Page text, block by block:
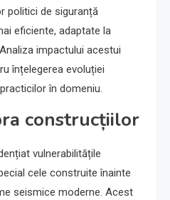
politici de siguranță
eficiente, adaptate la
impactului acestui
înțelegerea evoluției
în domeniu.
construcțiilor
vulnerabilitățile
cele construite înainte
seismice moderne. Acest